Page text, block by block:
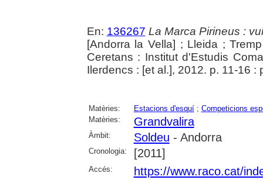
En: 136267 La Marca Pirineus :
[Andorra la Vella] ; Lleida ;
Ceretans : Institut d'Estudis
Ilerdencs : [et al.], 2012. p. 11-16 :
Matèries: Estacions d'esquí; Competicions
Matèries:
Grandvalira
Àmbit: Soldeu - Andorra
Cronologia: [2011]
Accés: https://www.raco.cat/